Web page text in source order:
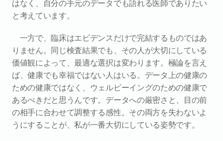
はなく、自分の手元のデータでも語れる医師でありたい
と考えています。
一方で、臨床はエビデンスだけで完結するものではあ
りません。同じ検査結果でも、その人が大切にしている
価値観によって、最適な選択は変わります。極論を言え
ば、健康でも幸福ではない人はいる。データ上の健康の
ための健康ではなく、ウェルビーイングのための健康で
あるべきだと思うんです。データへの厳密さと、目の前
の相手に合わせて調整する感性。その両方を失わないよ
うにすることが、私が一番大切にしている姿勢です。